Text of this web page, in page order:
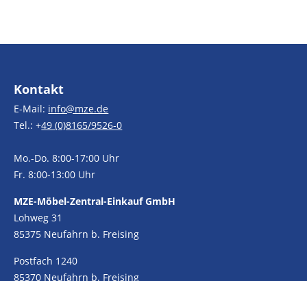
Kontakt
E-Mail: info@mze.de
Tel.: +49 (0)8165/9526-0
Mo.-Do. 8:00-17:00 Uhr
Fr. 8:00-13:00 Uhr
MZE-Möbel-Zentral-Einkauf GmbH
Lohweg 31
85375 Neufahrn b. Freising
Postfach 1240
85370 Neufahrn b. Freising